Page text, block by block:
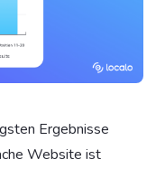
Ergebnisse
Website ist